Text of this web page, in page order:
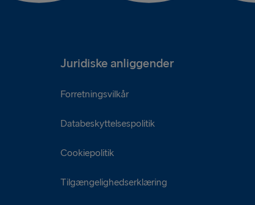
Juridiske anliggender
Forretningsvilkår
Databeskyttelsespolitik
Cookiepolitik
Tilgængelighedserklæring